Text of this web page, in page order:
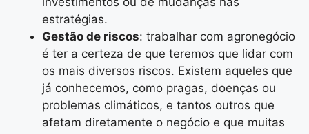
estratégias.
Gestão de riscos: trabalhar com agronegócio
é ter a certeza de que teremos que lidar com
os mais diversos riscos. Existem aqueles que
já conhecemos, como pragas, doenças ou
problemas climáticos, e tantos outros que
afetam diretamente o negócio e que muitas